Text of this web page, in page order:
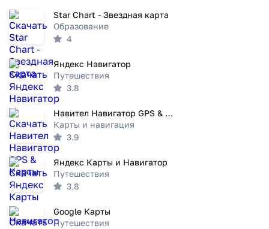
Star Chart - Звездная карта
Образование
4
Яндекс Навигатор
Путешествия
3.8
Навител Навигатор GPS & Карты
Карты и навигация
3.9
Яндекс Карты и Навигатор
Путешествия
3.8
Google Карты
Путешествия